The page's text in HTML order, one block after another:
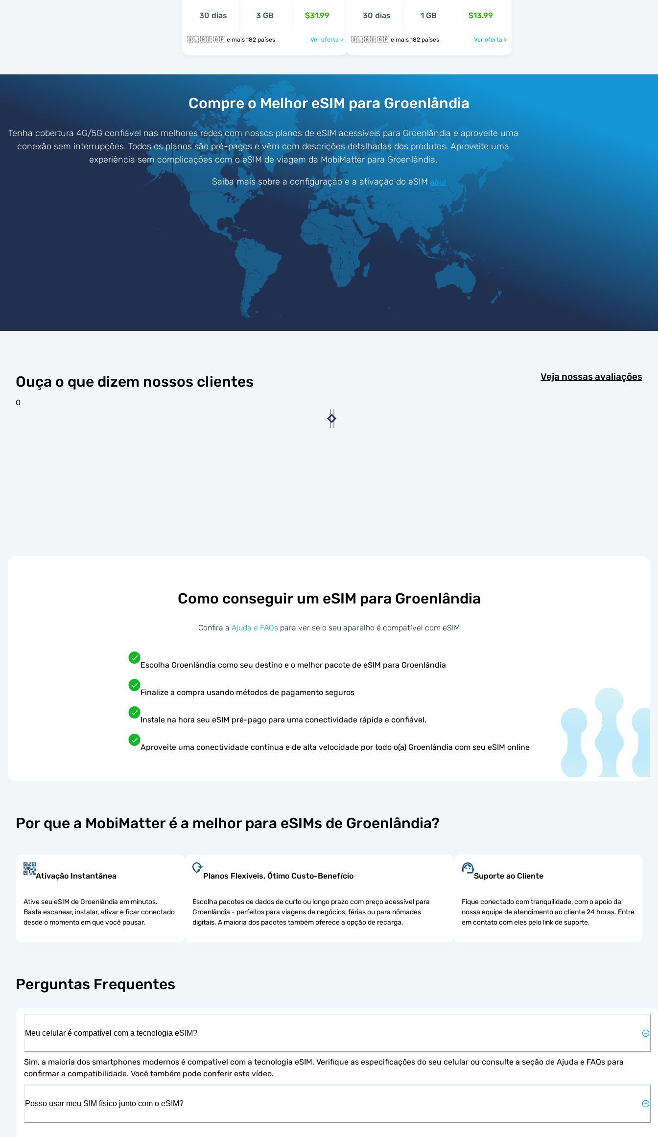
30 dias 3 GB $31.99
🇬🇱 🇬🇩 🇬🇵 e mais 182 países Ver oferta >
30 dias 1 GB $13.99
🇬🇱 🇬🇩 🇬🇵 e mais 182 países Ver oferta >
Compre o Melhor eSIM para Groenlândia
Tenha cobertura 4G/5G confiável nas melhores redes com nossos planos de eSIM acessíveis para Groenlândia e aproveite uma
conexão sem interrupções. Todos os planos são pré-pagos e vêm com descrições detalhadas dos produtos. Aproveite uma
experiência sem complicações com o eSIM de viagem da MobiMatter para Groenlândia.
Saiba mais sobre a configuração e a ativação do eSIM aqui
Ouça o que dizem nossos clientes Veja nossas avaliações
0
Como conseguir um eSIM para Groenlândia
Confira a Ajuda e FAQs para ver se o seu aparelho é compatível com eSIM
Escolha Groenlândia como seu destino e o melhor pacote de eSIM para Groenlândia
Finalize a compra usando métodos de pagamento seguros
Instale na hora seu eSIM pré-pago para uma conectividade rápida e confiável.
Aproveite uma conectividade contínua e de alta velocidade por todo o(a) Groenlândia com seu eSIM online
Por que a MobiMatter é a melhor para eSIMs de Groenlândia?
Ativação Instantânea
Ative seu eSIM de Groenlândia em minutos.
Basta escanear, instalar, ativar e ficar conectado
desde o momento em que você pousar.
Planos Flexíveis, Ótimo Custo-Benefício
Escolha pacotes de dados de curto ou longo prazo com preço acessível para
Groenlândia - perfeitos para viagens de negócios, férias ou para nômades
digitais. A maioria dos pacotes também oferece a opção de recarga.
Suporte ao Cliente
Fique conectado com tranquilidade, com o apoio da
nossa equipe de atendimento ao cliente 24 horas. Entre
em contato com eles pelo link de suporte.
Perguntas Frequentes
Meu celular é compatível com a tecnologia eSIM?
Sim, a maioria dos smartphones modernos é compatível com a tecnologia eSIM. Verifique as especificações do seu celular ou consulte a seção de Ajuda e FAQs para
confirmar a compatibilidade. Você também pode conferir este vídeo.
Posso usar meu SIM físico junto com o eSIM?